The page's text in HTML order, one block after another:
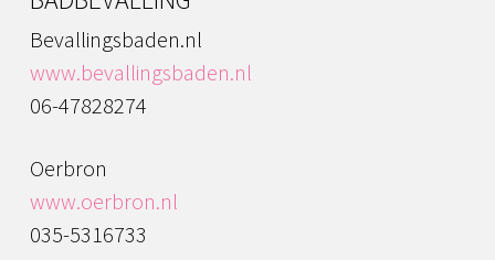
Bevallingsbaden.nl
www.bevallingsbaden.nl
06-47828274
Oerbron
www.oerbron.nl
035-5316733